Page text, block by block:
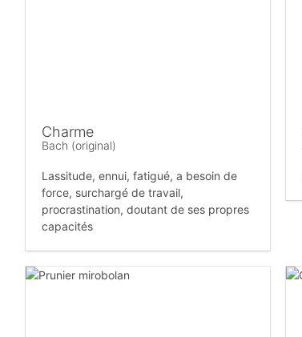
Charme
Bach (original)
Lassitude, ennui, fatigué, a besoin de
force, surchargé de travail,
procrastination, doutant de ses propres
capacités